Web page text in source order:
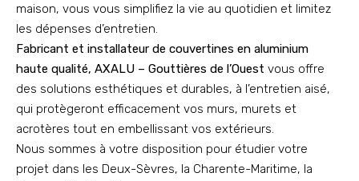
maison, vous vous simplifiez la vie au quotidien et limitez
les dépenses d’entretien.
Fabricant et installateur de couvertines en aluminium
haute qualité, AXALU – Gouttières de l’Ouest vous offre
des solutions esthétiques et durables, à l’entretien aisé,
qui protègeront efficacement vos murs, murets et
acrotères tout en embellissant vos extérieurs.
Nous sommes à votre disposition pour étudier votre
projet dans les Deux-Sèvres, la Charente-Maritime, la